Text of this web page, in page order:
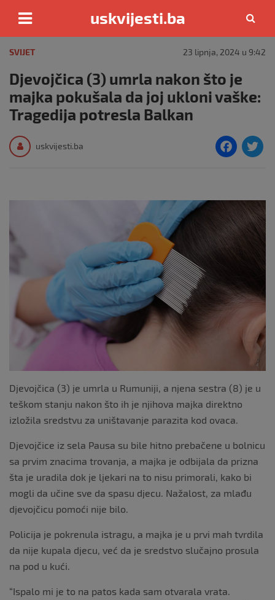
content
uskvijesti.ba
SVIJET 23 lipnja, 2024 u 9:42
Djevojčica (3) umrla nakon što je
majka pokušala da joj ukloni vaške:
Tragedija potresla Balkan
uskvijesti.ba
F
e
b
o
o
k
Djevojčica (3) je umrla u Rumuniji, a njena sestra (8) je u
teškom stanju nakon što ih je njihova majka direktno
izložila sredstvu za uništavanje parazita kod ovaca.
Djevojčice iz sela Pausa su bile hitno prebačene u bolnicu
sa prvim znacima trovanja, a majka je odbijala da prizna
šta je uradila dok je ljekari na to nisu primorali, kako bi
mogli da učine sve da spasu djecu. Nažalost, za mlađu
djevojčicu pomoći nije bilo.
Policija je pokrenula istragu, a majka je u prvi mah tvrdila
da nije kupala djecu, već da je sredstvo slučajno prosula
na pod u kući.
“Ispalo mi je to na patos kada sam otvarala vrata.